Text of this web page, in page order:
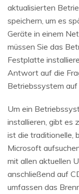
aktualisierten
speichern, um es
Geräte in einem
müssen Sie das
Festplatte
Antwort auf die
Betriebssystem
Um ein
installieren, gibt es
ist die traditionelle,
Microsoft
mit allen aktuellen
anschließend auf
umfassen das